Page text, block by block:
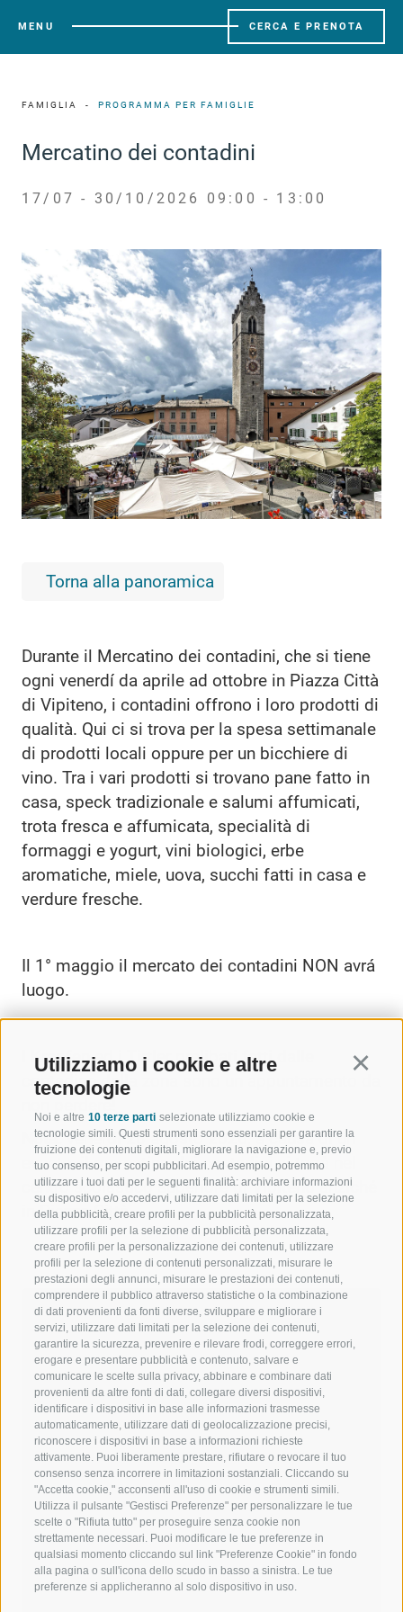
Utilizziamo i cookie e altre
tecnologie
Noi e altre 10 terze parti selezionate utilizziamo cookie e
tecnologie simili. Questi strumenti sono essenziali per garantire la
fruizione dei contenuti digitali, migliorare la navigazione e, previo
tuo consenso, per scopi pubblicitari. Ad esempio, potremmo
utilizzare i tuoi dati per le seguenti finalità: archiviare informazioni
su dispositivo e/o accedervi, utilizzare dati limitati per la selezione
della pubblicità, creare profili per la pubblicità personalizzata,
utilizzare profili per la selezione di pubblicità personalizzata,
creare profili per la personalizzazione dei contenuti, utilizzare
profili per la selezione di contenuti personalizzati, misurare le
prestazioni degli annunci, misurare le prestazioni dei contenuti,
comprendere il pubblico attraverso statistiche o la combinazione
di dati provenienti da fonti diverse, sviluppare e migliorare i
servizi, utilizzare dati limitati per la selezione dei contenuti,
garantire la sicurezza, prevenire e rilevare frodi, correggere errori,
erogare e presentare pubblicità e contenuto, salvare e
comunicare le scelte sulla privacy, abbinare e combinare dati
provenienti da altre fonti di dati, collegare diversi dispositivi,
identificare i dispositivi in base alle informazioni trasmesse
automaticamente, utilizzare dati di geolocalizzazione precisi,
riconoscere i dispositivi in base a informazioni richieste
attivamente. Puoi liberamente prestare, rifiutare o revocare il tuo
consenso senza incorrere in limitazioni sostanziali. Cliccando su
"Accetta cookie," acconsenti all'uso di cookie e strumenti simili.
Utilizza il pulsante "Gestisci Preferenze" per personalizzare le tue
scelte o "Rifiuta tutto" per proseguire senza cookie non
strettamente necessari. Puoi modificare le tue preferenze in
qualsiasi momento cliccando sul link "Preferenze Cookie" in fondo
alla pagina o sull'icona dello scudo in basso a sinistra. Le tue
preferenze si applicheranno al solo dispositivo in uso.
MENU CERCA E PRENOTA
FAMIGLIA PROGRAMMA PER FAMIGLIE
Mercatino dei contadini
17/07 - 30/10/2026 09:00 - 13:00
Torna alla panoramica
Durante il Mercatino dei contadini, che si tiene
ogni venerdí da aprile ad ottobre in Piazza Città
di Vipiteno, i contadini offrono i loro prodotti di
qualità. Qui ci si trova per la spesa settimanale
di prodotti locali oppure per un bicchiere di
vino. Tra i vari prodotti si trovano pane fatto in
casa, speck tradizionale e salumi affumicati,
trota fresca e affumicata, specialità di
formaggi e yogurt, vini biologici, erbe
aromatiche, miele, uova, succhi fatti in casa e
verdure fresche.
Il 1° maggio il mercato dei contadini NON avrá
luogo.
I Krapfen ed i Tirtler prelibati fatti dalle
contadine della zona sono un appuntamento da
non perdere!
Nota:venerdì 28 agosto 2026, a causa di un
evento, il mercatino dei contadini si terrà nel
centro scolastico superiore di Vipiteno anziché
in Piazza Città.
Informazioni
Luogo
Piazza Città Vipiteno
Piazza Città
39049 Vipiteno
Informazioni di contatto
T
info@vipiteno.com
Al sito Internet
Punto d'incontro
Piazza Città